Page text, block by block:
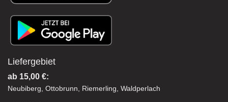
Liefergebiet
ab 15,00 €:
Neubiberg, Ottobrunn, Riemerling, Waldperlach